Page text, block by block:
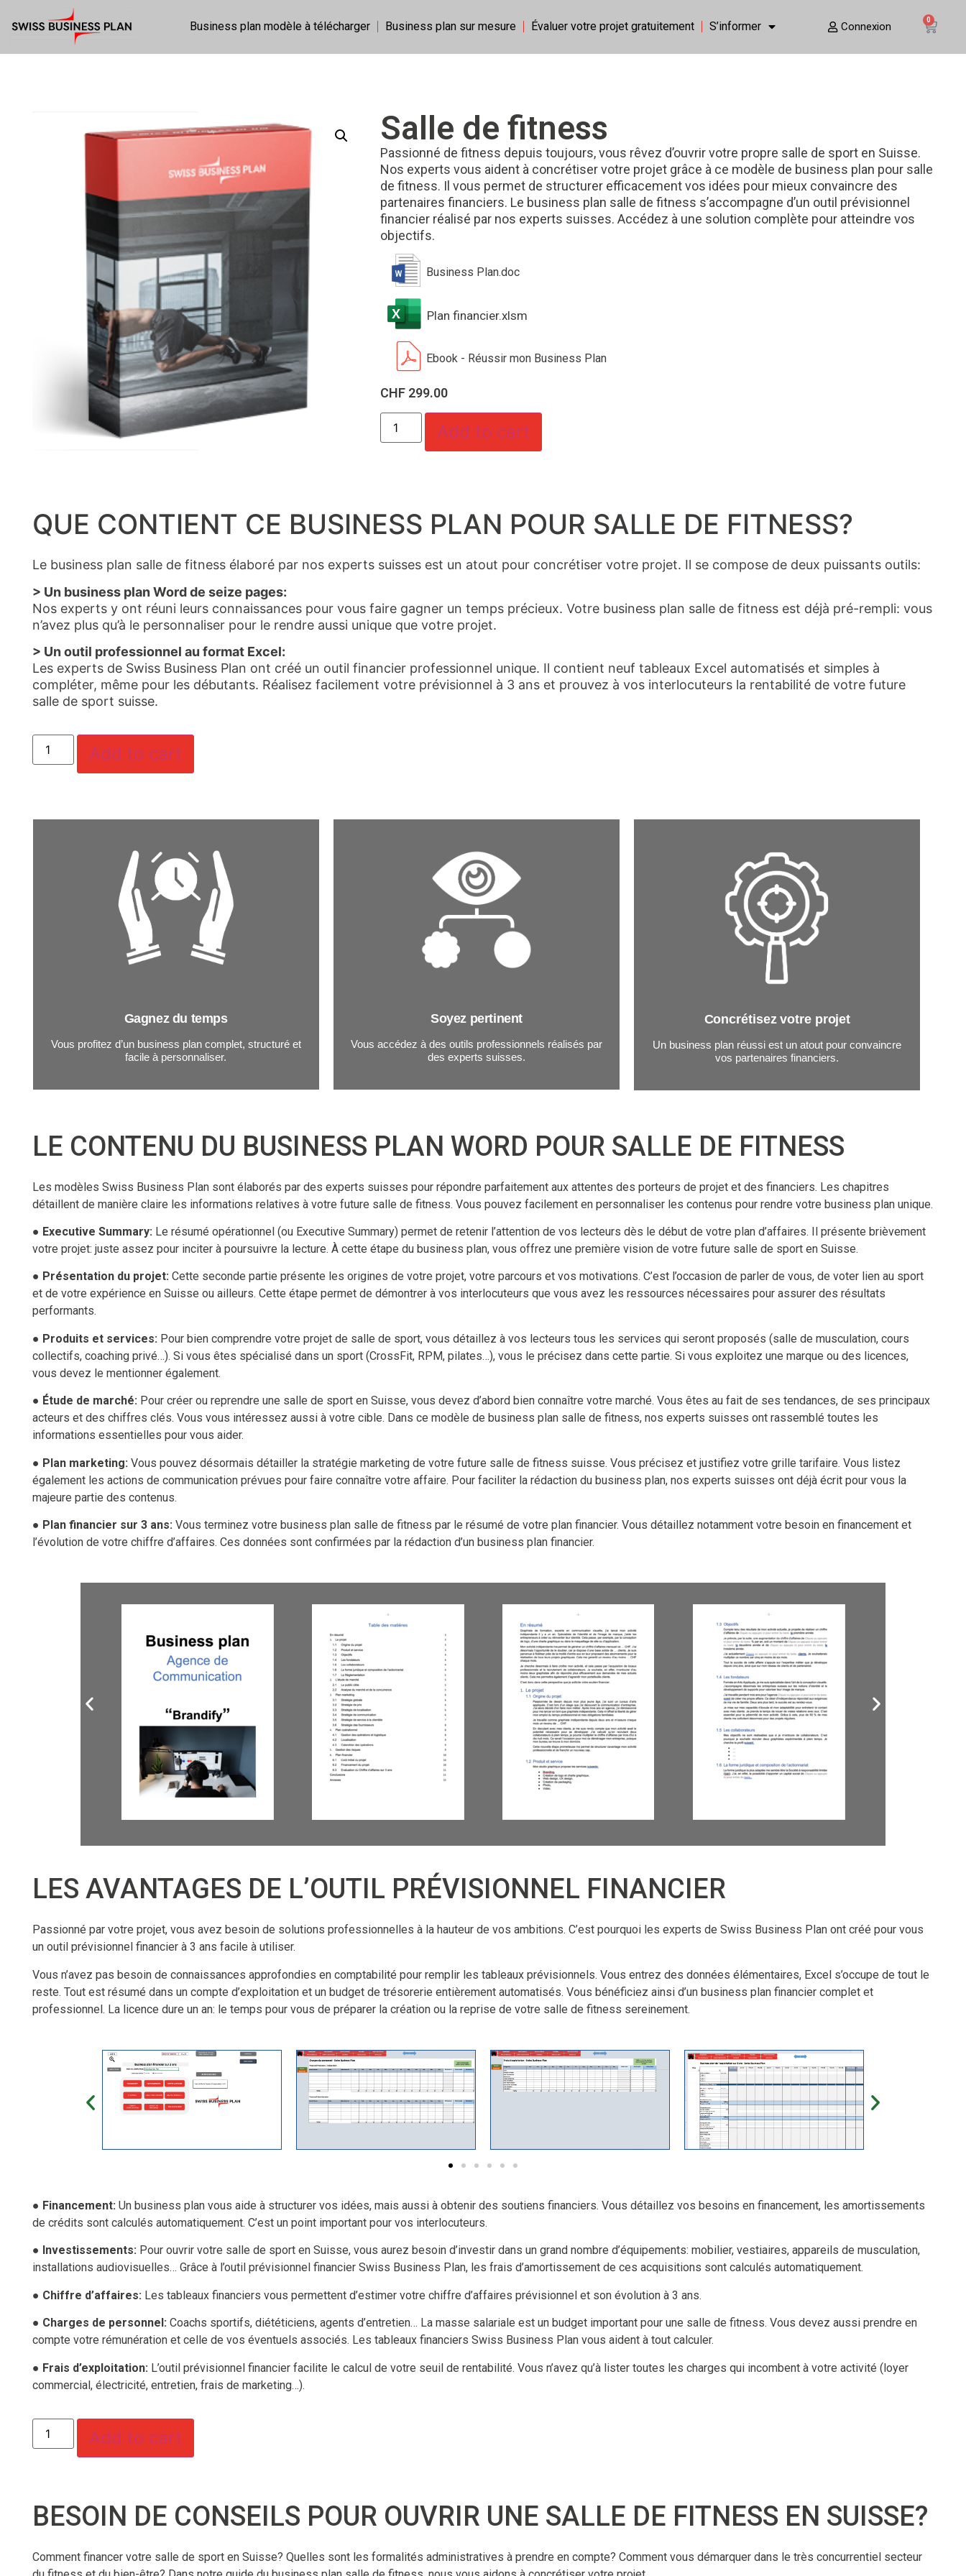
Business plan modèle à télécharger Business plan sur mesure Évaluer votre projet gratuitement S’informer Connexion
0
Salle de fitness
Passionné de fitness depuis toujours, vous rêvez d’ouvrir votre propre salle de sport en Suisse.
Nos experts vous aident à concrétiser votre projet grâce à ce modèle de business plan pour salle
de fitness. Il vous permet de structurer efficacement vos idées pour mieux convaincre des
partenaires financiers. Le business plan salle de fitness s’accompagne d’un outil prévisionnel
financier réalisé par nos experts suisses. Accédez à une solution complète pour atteindre vos
objectifs.
Business Plan.doc
Plan financier.xlsm
Ebook - Réussir mon Business Plan
CHF 299.00
Add to cart
QUE CONTIENT CE BUSINESS PLAN POUR SALLE DE FITNESS?
Le business plan salle de fitness élaboré par nos experts suisses est un atout pour concrétiser votre projet. Il se compose de deux puissants outils:
> Un business plan Word de seize pages:
Nos experts y ont réuni leurs connaissances pour vous faire gagner un temps précieux. Votre business plan salle de fitness est déjà pré-rempli: vous
n’avez plus qu’à le personnaliser pour le rendre aussi unique que votre projet.
> Un outil professionnel au format Excel:
Les experts de Swiss Business Plan ont créé un outil financier professionnel unique. Il contient neuf tableaux Excel automatisés et simples à
compléter, même pour les débutants. Réalisez facilement votre prévisionnel à 3 ans et prouvez à vos interlocuteurs la rentabilité de votre future
salle de sport suisse.
Add to cart
Gagnez du temps
Vous profitez d’un business plan complet, structuré et
facile à personnaliser.
Soyez pertinent
Vous accédez à des outils professionnels réalisés par
des experts suisses.
Concrétisez votre projet
Un business plan réussi est un atout pour convaincre
vos partenaires financiers.
LE CONTENU DU BUSINESS PLAN WORD POUR SALLE DE FITNESS
Les modèles Swiss Business Plan sont élaborés par des experts suisses pour répondre parfaitement aux attentes des porteurs de projet et des financiers. Les chapitres
détaillent de manière claire les informations relatives à votre future salle de fitness. Vous pouvez facilement en personnaliser les contenus pour rendre votre business plan unique.
● Executive Summary: Le résumé opérationnel (ou Executive Summary) permet de retenir l’attention de vos lecteurs dès le début de votre plan d’affaires. Il présente brièvement
votre projet: juste assez pour inciter à poursuivre la lecture. À cette étape du business plan, vous offrez une première vision de votre future salle de sport en Suisse.
● Présentation du projet: Cette seconde partie présente les origines de votre projet, votre parcours et vos motivations. C’est l’occasion de parler de vous, de voter lien au sport
et de votre expérience en Suisse ou ailleurs. Cette étape permet de démontrer à vos interlocuteurs que vous avez les ressources nécessaires pour assurer des résultats
performants.
● Produits et services: Pour bien comprendre votre projet de salle de sport, vous détaillez à vos lecteurs tous les services qui seront proposés (salle de musculation, cours
collectifs, coaching privé…). Si vous êtes spécialisé dans un sport (CrossFit, RPM, pilates…), vous le précisez dans cette partie. Si vous exploitez une marque ou des licences,
vous devez le mentionner également.
● Étude de marché: Pour créer ou reprendre une salle de sport en Suisse, vous devez d’abord bien connaître votre marché. Vous êtes au fait de ses tendances, de ses principaux
acteurs et des chiffres clés. Vous vous intéressez aussi à votre cible. Dans ce modèle de business plan salle de fitness, nos experts suisses ont rassemblé toutes les
informations essentielles pour vous aider.
● Plan marketing: Vous pouvez désormais détailler la stratégie marketing de votre future salle de fitness suisse. Vous précisez et justifiez votre grille tarifaire. Vous listez
également les actions de communication prévues pour faire connaître votre affaire. Pour faciliter la rédaction du business plan, nos experts suisses ont déjà écrit pour vous la
majeure partie des contenus.
● Plan financier sur 3 ans: Vous terminez votre business plan salle de fitness par le résumé de votre plan financier. Vous détaillez notamment votre besoin en financement et
l’évolution de votre chiffre d’affaires. Ces données sont confirmées par la rédaction d’un business plan financier.
LES AVANTAGES DE L’OUTIL PRÉVISIONNEL FINANCIER
Passionné par votre projet, vous avez besoin de solutions professionnelles à la hauteur de vos ambitions. C’est pourquoi les experts de Swiss Business Plan ont créé pour vous
un outil prévisionnel financier à 3 ans facile à utiliser.
Vous n’avez pas besoin de connaissances approfondies en comptabilité pour remplir les tableaux prévisionnels. Vous entrez des données élémentaires, Excel s’occupe de tout le
reste. Tout est résumé dans un compte d’exploitation et un budget de trésorerie entièrement automatisés. Vous bénéficiez ainsi d’un business plan financier complet et
professionnel. La licence dure un an: le temps pour vous de préparer la création ou la reprise de votre salle de fitness sereinement.
● Financement: Un business plan vous aide à structurer vos idées, mais aussi à obtenir des soutiens financiers. Vous détaillez vos besoins en financement, les amortissements
de crédits sont calculés automatiquement. C’est un point important pour vos interlocuteurs.
● Investissements: Pour ouvrir votre salle de sport en Suisse, vous aurez besoin d’investir dans un grand nombre d’équipements: mobilier, vestiaires, appareils de musculation,
installations audiovisuelles… Grâce à l’outil prévisionnel financier Swiss Business Plan, les frais d’amortissement de ces acquisitions sont calculés automatiquement.
● Chiffre d’affaires: Les tableaux financiers vous permettent d’estimer votre chiffre d’affaires prévisionnel et son évolution à 3 ans.
● Charges de personnel: Coachs sportifs, diététiciens, agents d’entretien… La masse salariale est un budget important pour une salle de fitness. Vous devez aussi prendre en
compte votre rémunération et celle de vos éventuels associés. Les tableaux financiers Swiss Business Plan vous aident à tout calculer.
● Frais d’exploitation: L’outil prévisionnel financier facilite le calcul de votre seuil de rentabilité. Vous n’avez qu’à lister toutes les charges qui incombent à votre activité (loyer
commercial, électricité, entretien, frais de marketing…).
Add to cart
BESOIN DE CONSEILS POUR OUVRIR UNE SALLE DE FITNESS EN SUISSE?
Comment financer votre salle de sport en Suisse? Quelles sont les formalités administratives à prendre en compte? Comment vous démarquer dans le très concurrentiel secteur